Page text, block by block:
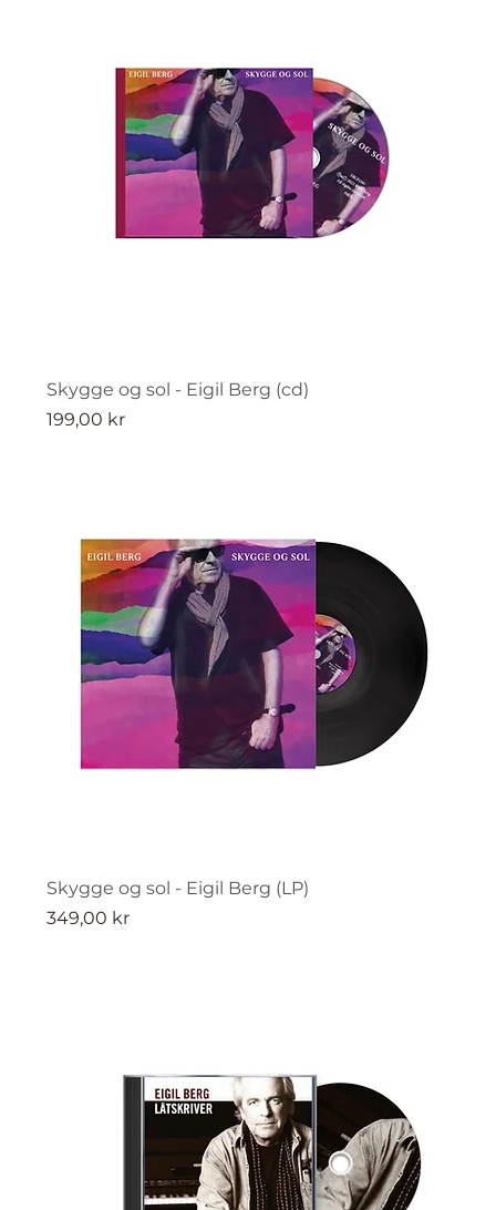
Skygge og sol - Eigil Berg (cd)
Pris
199,00 kr
Skygge og sol - Eigil Berg (LP)
Pris
349,00 kr